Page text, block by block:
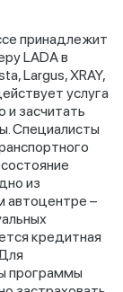
принадлежит
LADA в
Largus, XRAY,
услуга
и засчитать
Специалисты
из
автоцентре –
кредитная
программы